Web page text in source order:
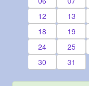
12
13
18
19
24
25
30
31